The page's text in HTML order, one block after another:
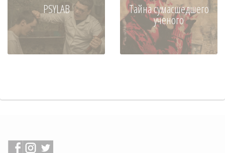
PSYLAB Тайна сумасшедшего
ученого